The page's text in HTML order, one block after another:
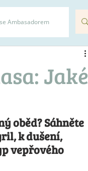
Ambasadorem
Jaké
oběd? Sáhněte
k dušení,
vepřového